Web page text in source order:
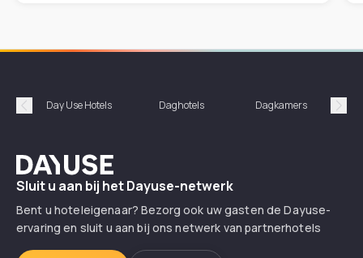
Précédent
Day Use Hotels Daghotels Dagkamers
Dayuse
Sluit u aan bij het Dayuse-netwerk
Bent u hoteleigenaar? Bezorg ook uw gasten de Dayuse-
ervaring en sluit u aan bij ons netwerk van partnerhotels